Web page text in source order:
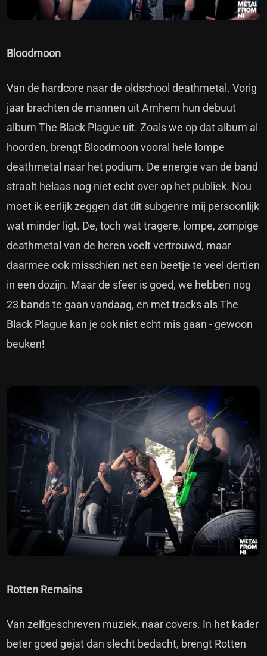
Bloodmoon
Van de hardcore naar de oldschool deathmetal. Vorig
jaar brachten de mannen uit Arnhem hun debuut
album The Black Plague uit. Zoals we op dat album al
hoorden, brengt Bloodmoon vooral hele lompe
deathmetal naar het podium. De energie van de band
straalt helaas nog niet echt over op het publiek. Nou
moet ik eerlijk zeggen dat dit subgenre mij persoonlijk
wat minder ligt. De, toch wat tragere, lompe, zompige
deathmetal van de heren voelt vertrouwd, maar
daarmee ook misschien net een beetje te veel dertien
in een dozijn. Maar de sfeer is goed, we hebben nog
23 bands te gaan vandaag, en met tracks als The
Black Plague kan je ook niet echt mis gaan - gewoon
beuken!
Rotten Remains
Van zelfgeschreven muziek, naar covers. In het kader
beter goed gejat dan slecht bedacht, brengt Rotten